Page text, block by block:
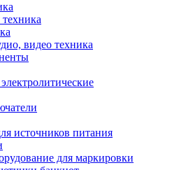
видео техника
источников питания
для маркировки